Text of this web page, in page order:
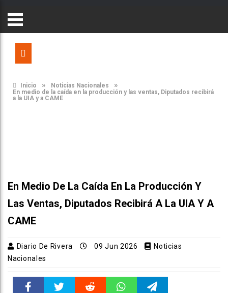
Inicio » Noticias Nacionales »
En medio de la caída en la producción y las ventas, Diputados recibirá
a la UIA y a CAME
En Medio De La Caída En La Producción Y
Las Ventas, Diputados Recibirá A La UIA Y A
CAME
Diario De Rivera 09 Jun 2026
Noticias
Nacionales